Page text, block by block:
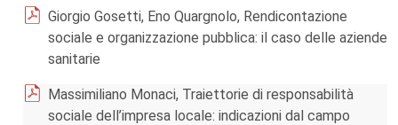
Giorgio Gosetti, Eno Quargnolo, Rendicontazione
sociale e organizzazione pubblica: il caso delle aziende
sanitarie
Massimiliano Monaci, Traiettorie di responsabilità
sociale dell’impresa locale: indicazioni dal campo